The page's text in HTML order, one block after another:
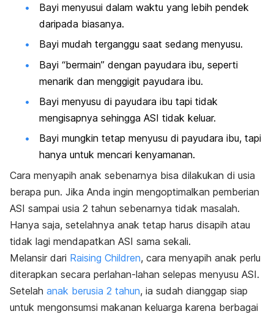
Bayi menyusui dalam waktu yang lebih pendek
daripada biasanya.
Bayi mudah terganggu saat sedang menyusu.
Bayi “bermain” dengan payudara ibu, seperti
menarik dan menggigit payudara ibu.
Bayi menyusu di payudara ibu tapi tidak
mengisapnya sehingga ASI tidak keluar.
Bayi mungkin tetap menyusu di payudara ibu, tapi
hanya untuk mencari kenyamanan.
Cara menyapih anak sebenarnya bisa dilakukan di usia
berapa pun. Jika Anda ingin mengoptimalkan pemberian
ASI sampai usia 2 tahun sebenarnya tidak masalah.
Hanya saja, setelahnya anak tetap harus disapih atau
tidak lagi mendapatkan ASI sama sekali.
Melansir dari Raising Children, cara menyapih anak perlu
diterapkan secara perlahan-lahan selepas menyusu ASI.
Setelah anak berusia 2 tahun, ia sudah dianggap siap
untuk mengonsumsi makanan keluarga karena berbagai